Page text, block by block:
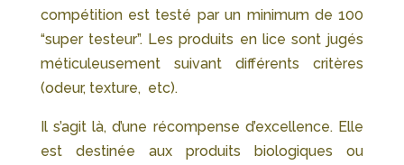
compétition est testé par un minimum de 100
“super testeur”. Les produits en lice sont jugés
méticuleusement suivant différents critères
(odeur, texture, etc).
Il s’agit là, d’une récompense d’excellence. Elle
est destinée aux produits biologiques ou